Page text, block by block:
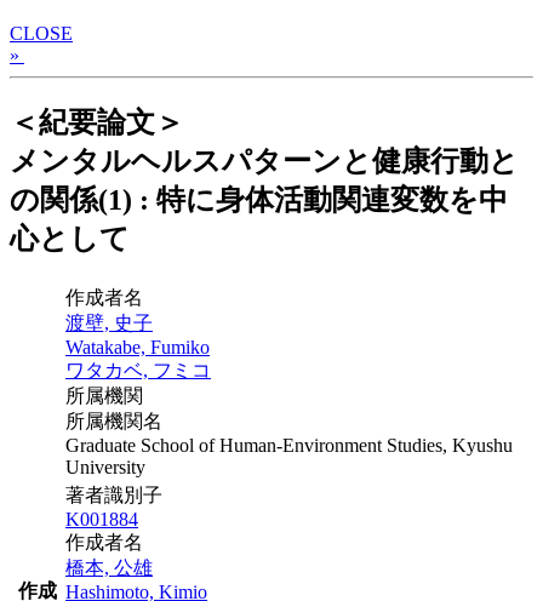
CLOSE
»
＜紀要論文＞
メンタルヘルスパターンと健康行動と
の関係(1) : 特に身体活動関連変数を中
心として
作成
作成者名
渡壁, 史子
Watakabe, Fumiko
ワタカベ, フミコ
所属機関
所属機関名
Graduate School of Human-Environment Studies, Kyushu
University
著者識別子
K001884
作成者名
橋本, 公雄
Hashimoto, Kimio